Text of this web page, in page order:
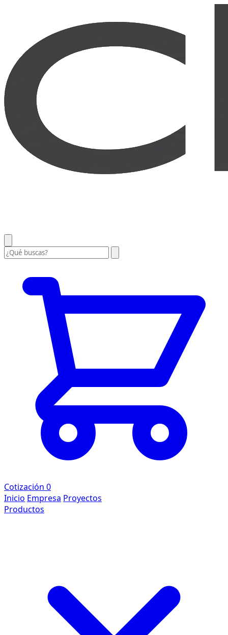
Cotización 0
Inicio Empresa Proyectos
Productos